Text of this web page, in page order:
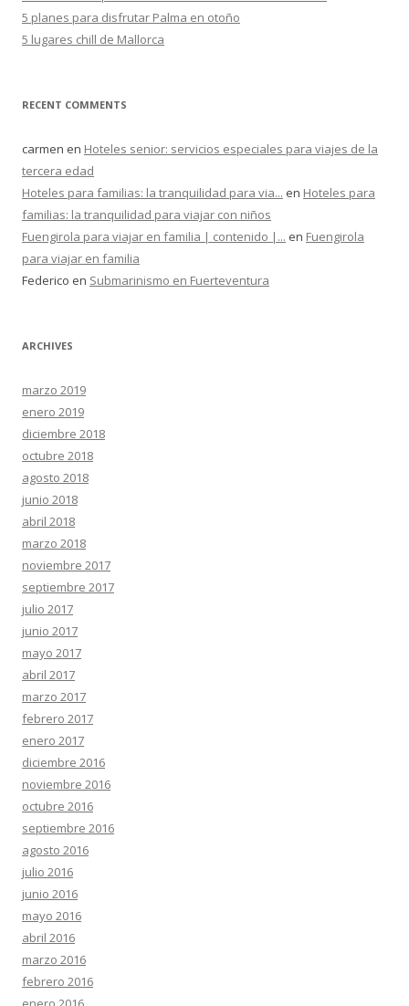
5 planes para disfrutar Palma en otoño
5 lugares chill de Mallorca
RECENT COMMENTS
carmen en Hoteles senior: servicios especiales para viajes de la
tercera edad
Hoteles para familias: la tranquilidad para via... en Hoteles para
familias: la tranquilidad para viajar con niños
Fuengirola para viajar en familia | contenido |... en Fuengirola
para viajar en familia
Federico en Submarinismo en Fuerteventura
ARCHIVES
marzo 2019
enero 2019
diciembre 2018
octubre 2018
agosto 2018
junio 2018
abril 2018
marzo 2018
noviembre 2017
septiembre 2017
julio 2017
junio 2017
mayo 2017
abril 2017
marzo 2017
febrero 2017
enero 2017
diciembre 2016
noviembre 2016
octubre 2016
septiembre 2016
agosto 2016
julio 2016
junio 2016
mayo 2016
abril 2016
marzo 2016
febrero 2016